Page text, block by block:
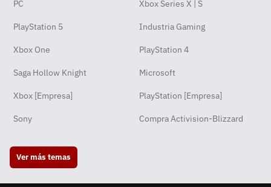
PC Xbox Series X | S
PlayStation 5 Industria Gaming
Xbox One PlayStation 4
Saga Hollow Knight Microsoft
Xbox [Empresa] PlayStation [Empresa]
Sony Compra Activision-Blizzard
Ver más temas